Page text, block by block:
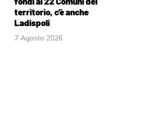
territorio, c’è anche
Ladispoli
7 Agosto 2026